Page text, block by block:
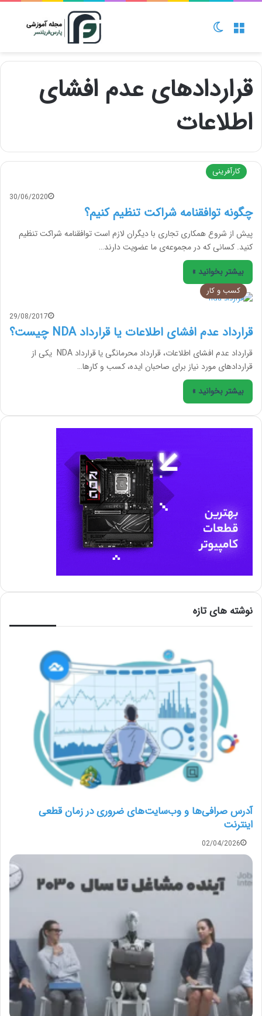
منو
قراردادهای عدم افشای
اطلاعات
کارآفرینی
30/06/2020
چگونه توافقنامه شراکت تنظیم کنیم؟
پیش از شروع همکاری تجاری با دیگران لازم است توافقنامه‌ شراکت تنظیم
کنید. کسانی که در مجموعه‌ی ما عضویت دارند…
بیشتر بخوانید »
کسب و کار
29/08/2017
قرارداد عدم افشای اطلاعات یا قرارداد NDA چیست؟
قرارداد عدم افشای اطلاعات، قرارداد محرمانگی یا قرارداد NDA یکی از
قراردادهای مورد نیاز برای صاحبان ایده، کسب و کارها…
بیشتر بخوانید »
نوشته های تازه
آدرس صرافی‌ها و وب‌سایت‌های ضروری در زمان قطعی
اینترنت
02/04/2026